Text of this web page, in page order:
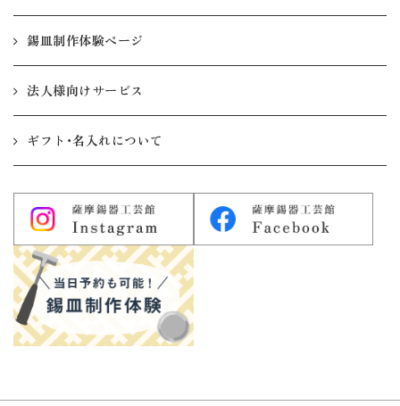
錫皿制作体験ページ
法人様向けサービス
ギフト・名入れについて